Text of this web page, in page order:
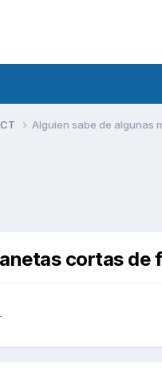
Alguien sabe de algunas
cortas de